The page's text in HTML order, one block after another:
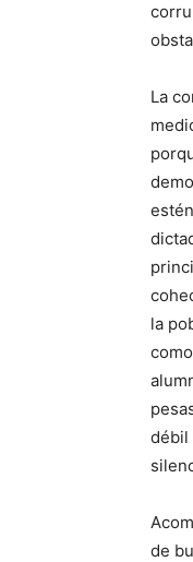
La
la
débil
de